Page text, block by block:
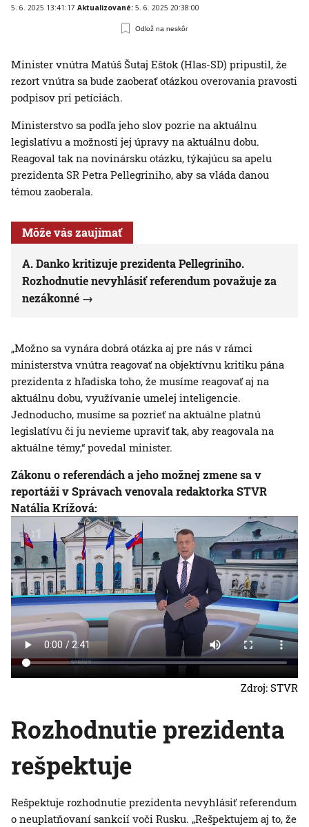
5. 6. 2025 13:41:17 Aktualizované: 5. 6. 2025 20:38:00
Odlož na neskôr
Minister vnútra Matúš Šutaj Eštok (Hlas-SD) pripustil, že
rezort vnútra sa bude zaoberať otázkou overovania pravosti
podpisov pri petíciách.
Ministerstvo sa podľa jeho slov pozrie na aktuálnu
legislatívu a možnosti jej úpravy na aktuálnu dobu.
Reagoval tak na novinársku otázku, týkajúcu sa apelu
prezidenta SR Petra Pellegriniho, aby sa vláda danou
témou zaoberala.
Môže vás zaujímať
A. Danko kritizuje prezidenta Pellegriniho.
Rozhodnutie nevyhlásiť referendum považuje za
nezákonné
„Možno sa vynára dobrá otázka aj pre nás v rámci
ministerstva vnútra reagovať na objektívnu kritiku pána
prezidenta z hľadiska toho, že musíme reagovať aj na
aktuálnu dobu, využívanie umelej inteligencie.
Jednoducho, musíme sa pozrieť na aktuálne platnú
legislatívu či ju nevieme upraviť tak, aby reagovala na
aktuálne témy,“ povedal minister.
Zákonu o referendách a jeho možnej zmene sa v
reportáži v Správach venovala redaktorka STVR
Natália Krížová:
Zdroj: STVR
Rozhodnutie prezidenta
rešpektuje
Rešpektuje rozhodnutie prezidenta nevyhlásiť referendum
o neuplatňovaní sankcií voči Rusku. „Rešpektujem aj to, že